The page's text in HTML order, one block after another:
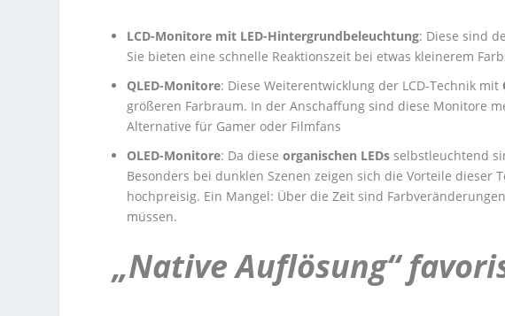
LCD-Monitore mit LED-Hintergrundbeleuchtung: Diese sind
Sie bieten eine schnelle Reaktionszeit bei etwas kleinerem
QLED-Monitore: Diese Weiterentwicklung der LCD-Technik mit
größeren Farbraum. In der Anschaffung sind diese Monitore
Alternative für Gamer oder Filmfans
OLED-Monitore: Da diese organischen LEDs selbstleuchtend
Besonders bei dunklen Szenen zeigen sich die Vorteile dieser
hochpreisig. Ein Mangel: Über die Zeit sind
müssen.
„Native Auflösung“